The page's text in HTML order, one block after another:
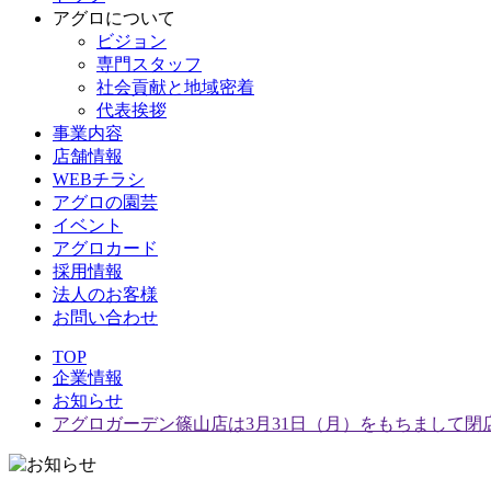
アグロについて
ビジョン
専門スタッフ
社会貢献と地域密着
代表挨拶
事業内容
店舗情報
WEBチラシ
アグロの園芸
イベント
アグロカード
採用情報
法人のお客様
お問い合わせ
TOP
企業情報
お知らせ
アグロガーデン篠山店は3月31日（月）をもちまして閉